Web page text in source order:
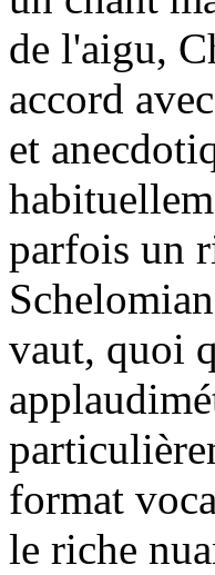
de l'aigu,
accord
et
parfois un
vaut, quoi
format
le riche